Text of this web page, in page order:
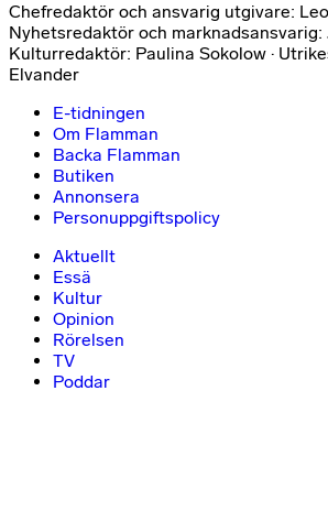
Chefredaktör och ansvarig utgivare:
Nyhetsredaktör och marknadsansvarig:
Kulturredaktör: Paulina Sokolow ·
Elvander
E-tidningen
Om Flamman
Backa Flamman
Butiken
Annonsera
Personuppgiftspolicy
Aktuellt
Essä
Kultur
Opinion
Rörelsen
TV
Poddar